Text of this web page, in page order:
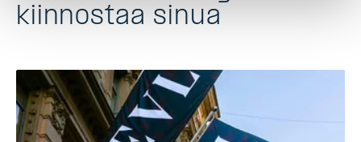
kiinnostaa sinua